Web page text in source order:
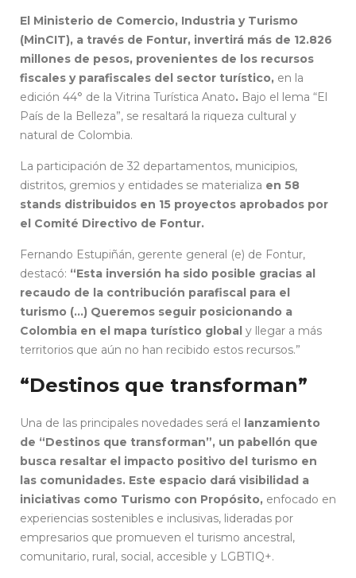
El Ministerio de Comercio, Industria y Turismo
(MinCIT), a través de Fontur, invertirá más de 12.826
millones de pesos, provenientes de los recursos
fiscales y parafiscales del sector turístico, en la
edición 44° de la Vitrina Turística Anato. Bajo el lema “El
País de la Belleza”, se resaltará la riqueza cultural y
natural de Colombia.
La participación de 32 departamentos, municipios,
distritos, gremios y entidades se materializa en 58
stands distribuidos en 15 proyectos aprobados por
el Comité Directivo de Fontur.
Fernando Estupiñán, gerente general (e) de Fontur,
destacó: “Esta inversión ha sido posible gracias al
recaudo de la contribución parafiscal para el
turismo (…) Queremos seguir posicionando a
Colombia en el mapa turístico global y llegar a más
territorios que aún no han recibido estos recursos.”
“Destinos que transforman”
Una de las principales novedades será el lanzamiento
de “Destinos que transforman”, un pabellón que
busca resaltar el impacto positivo del turismo en
las comunidades. Este espacio dará visibilidad a
iniciativas como Turismo con Propósito, enfocado en
experiencias sostenibles e inclusivas, lideradas por
empresarios que promueven el turismo ancestral,
comunitario, rural, social, accesible y LGBTIQ+.